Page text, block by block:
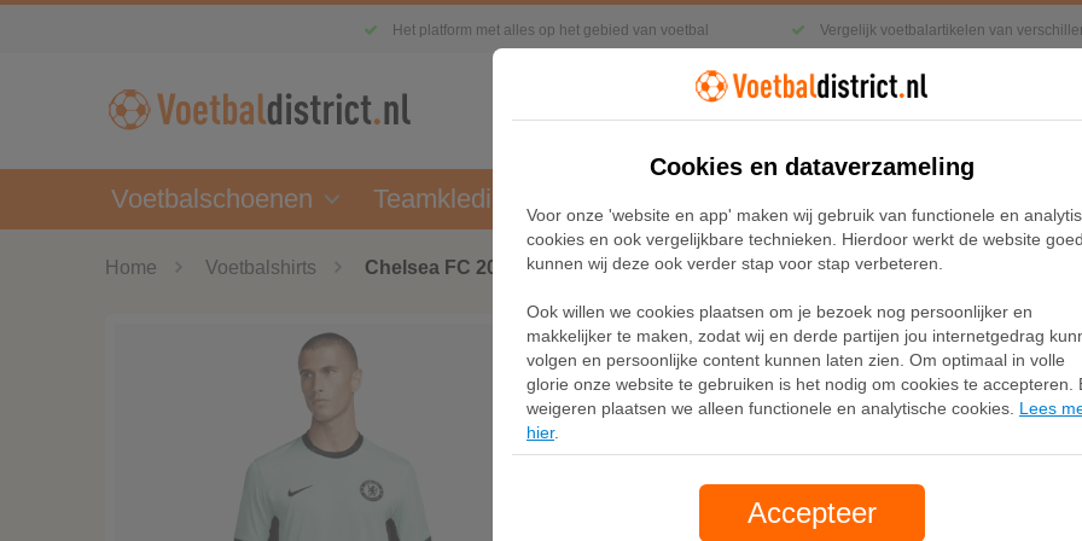
Het platform met alles op het gebied van voetbal Vergelijk voetbalartikelen van
Voetbalschoenen Teamkleding
Home Voetbalshirts Chelsea FC 2023/24 Stadium Derde Nike Dri-FIT voetbalshirt voor heren - Groen
Chelsea FC 2023/24
FIT voetbalshirt voor
Cookies en dataverzameling
Voor onze 'website en app' maken wij gebruik van functionele en
cookies en ook vergelijkbare technieken. Hierdoor werkt de website
kunnen wij deze ook verder stap voor stap verbeteren.
Ook willen we cookies plaatsen om je bezoek nog persoonlijker en
makkelijker te maken, zodat wij en derde partijen jou internetgedrag
volgen en persoonlijke content kunnen laten zien. Om optimaal in volle
glorie onze website te gebruiken is het nodig om cookies te accepteren.
weigeren plaatsen we alleen functionele en analytische cookies. Lees
hier.
Accepteer